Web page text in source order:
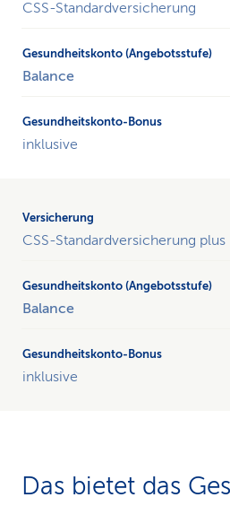
CSS-Standardversicherung
Balance
inklusive
CSS-Standardversicherung plus
Balance
inklusive
Das bietet das